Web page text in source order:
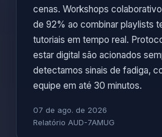
cenas. Workshops
de 92% ao combinar playlists
tutoriais em tempo real.
estar digital são acionados
detectamos sinais de fadiga,
equipe em até 30 minutos.
07 de ago. de 2026
Relatório AUD-7AMUG